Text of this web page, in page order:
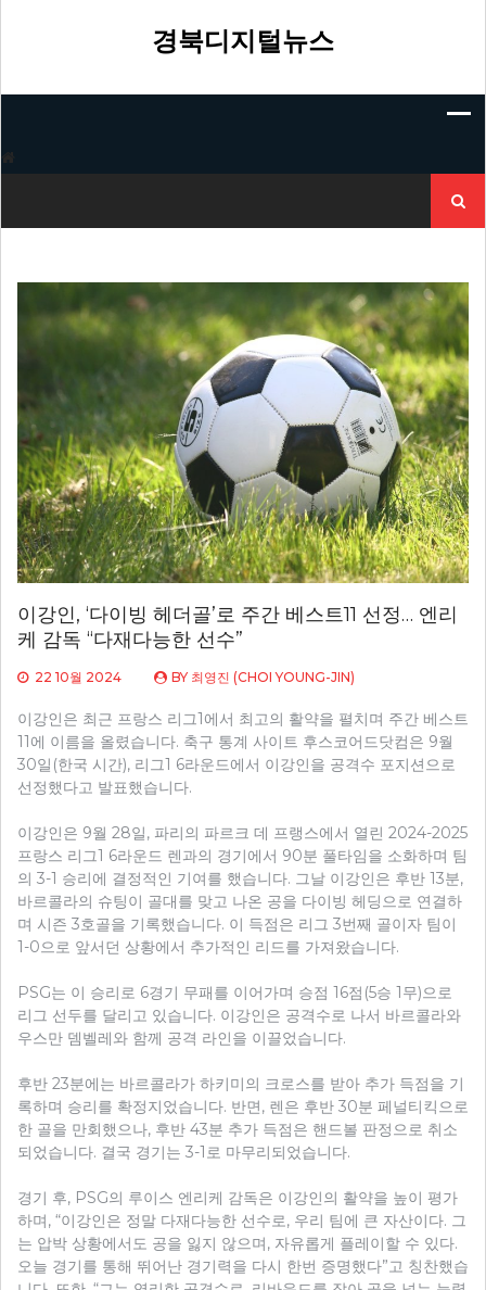
경북디지털뉴스
이강인, ‘다이빙 헤더골’로 주간 베스트11 선정… 엔리
케 감독 “다재다능한 선수”
22 10월 2024 BY 최영진 (CHOI YOUNG-JIN)
이강인은 최근 프랑스 리그1에서 최고의 활약을 펼치며 주간 베스트
11에 이름을 올렸습니다. 축구 통계 사이트 후스코어드닷컴은 9월
30일(한국 시간), 리그1 6라운드에서 이강인을 공격수 포지션으로
선정했다고 발표했습니다.
이강인은 9월 28일, 파리의 파르크 데 프랭스에서 열린 2024-2025
프랑스 리그1 6라운드 렌과의 경기에서 90분 풀타임을 소화하며 팀
의 3-1 승리에 결정적인 기여를 했습니다. 그날 이강인은 후반 13분,
바르콜라의 슈팅이 골대를 맞고 나온 공을 다이빙 헤딩으로 연결하
며 시즌 3호골을 기록했습니다. 이 득점은 리그 3번째 골이자 팀이
1-0으로 앞서던 상황에서 추가적인 리드를 가져왔습니다.
PSG는 이 승리로 6경기 무패를 이어가며 승점 16점(5승 1무)으로
리그 선두를 달리고 있습니다. 이강인은 공격수로 나서 바르콜라와
우스만 뎀벨레와 함께 공격 라인을 이끌었습니다.
후반 23분에는 바르콜라가 하키미의 크로스를 받아 추가 득점을 기
록하며 승리를 확정지었습니다. 반면, 렌은 후반 30분 페널티킥으로
한 골을 만회했으나, 후반 43분 추가 득점은 핸드볼 판정으로 취소
되었습니다. 결국 경기는 3-1로 마무리되었습니다.
경기 후, PSG의 루이스 엔리케 감독은 이강인의 활약을 높이 평가
하며, “이강인은 정말 다재다능한 선수로, 우리 팀에 큰 자산이다. 그
는 압박 상황에서도 공을 잃지 않으며, 자유롭게 플레이할 수 있다.
오늘 경기를 통해 뛰어난 경기력을 다시 한번 증명했다”고 칭찬했습